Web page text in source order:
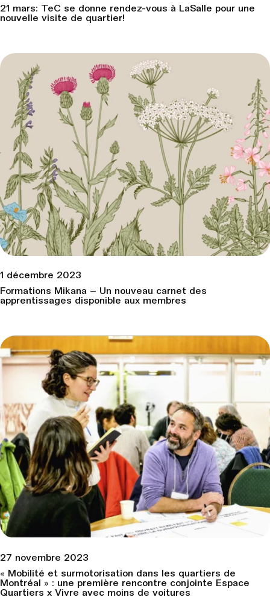
21 mars: TeC se donne rendez-vous à LaSalle pour une
nouvelle visite de quartier!
1 décembre 2023
Formations Mikana – Un nouveau carnet des
apprentissages disponible aux membres
27 novembre 2023
« Mobilité et surmotorisation dans les quartiers de
Montréal » : une première rencontre conjointe Espace
Quartiers x Vivre avec moins de voitures